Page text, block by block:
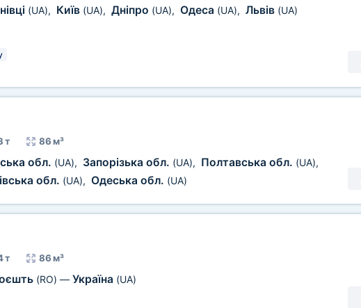
(UA), Київ (UA), Дніпро (UA), Одеса (UA), Львів (UA)
т 86 м³
обл. (UA), Запорізька обл. (UA), Полтавська обл. (UA),
обл. (UA), Одеська обл. (UA)
т 86 м³
(RO) — Україна (UA)